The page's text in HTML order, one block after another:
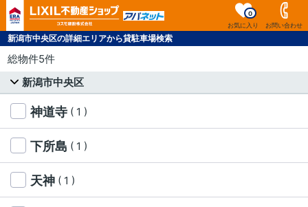
お気に入り
0
お問い合わせ
新潟市中央区の詳細エリアから貸駐車場検索
総物件5件
新潟市中央区
神道寺 ( 1 )
下所島 ( 1 )
天神 ( 1 )